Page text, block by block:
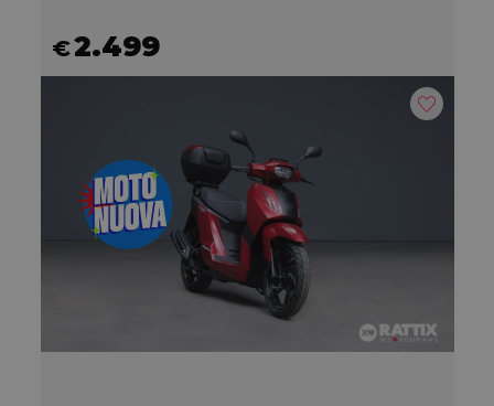
€2.499